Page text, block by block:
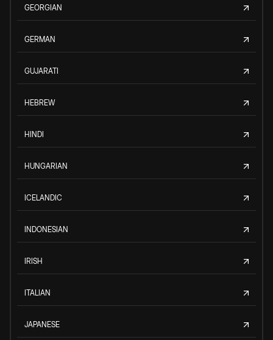
GEORGIAN
GERMAN
GUJARATI
HEBREW
HINDI
HUNGARIAN
ICELANDIC
INDONESIAN
IRISH
ITALIAN
JAPANESE